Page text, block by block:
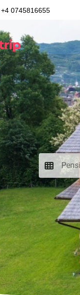
+4 0745816655